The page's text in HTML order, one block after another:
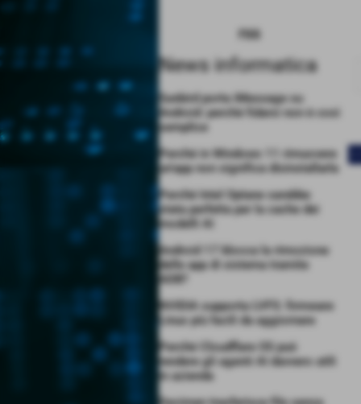
rss
News informatica
Sunbird porta iMessage su
Android: perché fidarsi non è così
semplice
Perché in Windows 11 rimuovere
un’app non significa disinstallarla
Perché Intel Optane sarebbe
stata perfetta per la cache dei
modelli AI
Android 17 blocca la rimozione
delle app di sistema tramite
ADB?
NVIDIA supporta LVFS: firmware
Linux più facili da aggiornare
Perché Cloudflare OS può
rendere gli agenti AI davvero utili
in azienda